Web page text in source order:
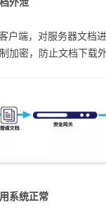
户端，对服务器文档
加密，防止文档下载外
系统正常